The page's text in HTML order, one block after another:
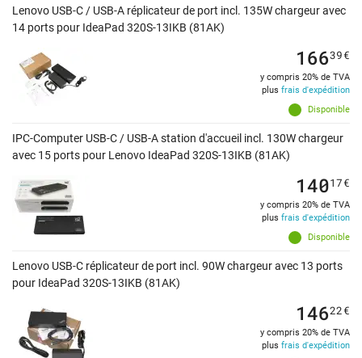
Lenovo USB-C / USB-A réplicateur de port incl. 135W chargeur avec
14 ports pour IdeaPad 320S-13IKB (81AK)
Disponible
16639€
y compris 20% de TVA
plus frais d'expédition
IPC-Computer USB-C / USB-A station d'accueil incl. 130W chargeur
avec 15 ports pour Lenovo IdeaPad 320S-13IKB (81AK)
Disponible
14017€
y compris 20% de TVA
plus frais d'expédition
Lenovo USB-C réplicateur de port incl. 90W chargeur avec 13 ports
pour IdeaPad 320S-13IKB (81AK)
14622€
y compris 20% de TVA
plus frais d'expédition